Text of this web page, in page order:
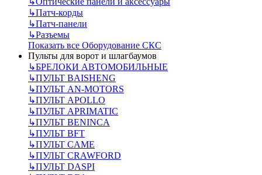
↳Патч-корды
↳Патч-панели
↳Разъемы
Показать все Оборудование СКС
Пульты для ворот и шлагбаумов
↳БРЕЛОКИ АВТОМОБИЛЬНЫЕ
↳ПУЛЬТ BAISHENG
↳ПУЛЬТ AN-MOTORS
↳ПУЛЬТ APOLLO
↳ПУЛЬТ APRIMATIC
↳ПУЛЬТ BENINCA
↳ПУЛЬТ BFT
↳ПУЛЬТ CAME
↳ПУЛЬТ CRAWFORD
↳ПУЛЬТ DASPI